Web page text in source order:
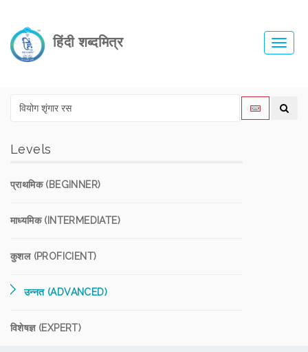
हिंदी शब्दमित्र
Levels
प्राथमिक (BEGINNER)
माध्यमिक (INTERMEDIATE)
कुशल (PROFICIENT)
उन्नत (ADVANCED)
विशेषज्ञ (EXPERT)